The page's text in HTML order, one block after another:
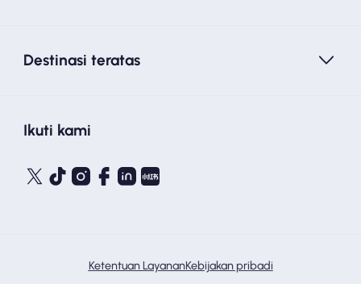
Destinasi teratas
Ikuti kami
Ketentuan LayananKebijakan pribadi